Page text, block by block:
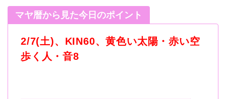
マヤ暦から見た今日のポイント
2/7(土)、 KIN60、黄色い太陽・赤い空
歩く人・音8